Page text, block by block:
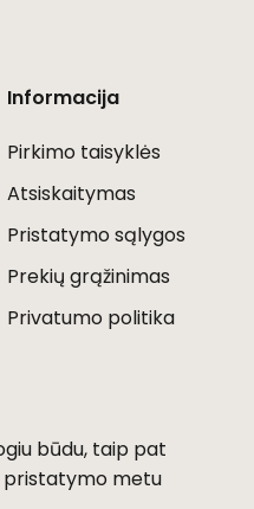
Informacija
Pirkimo taisyklės
Atsiskaitymas
Pristatymo sąlygos
Prekių grąžinimas
Privatumo politika
būdu, taip pat
pristatymo metu